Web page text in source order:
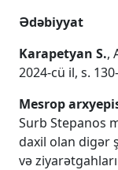
Ədəbiyyat
Karapetyan S.,
2024-cü il, s.
Mesrop
Surb Stepanos
daxil olan digər
və